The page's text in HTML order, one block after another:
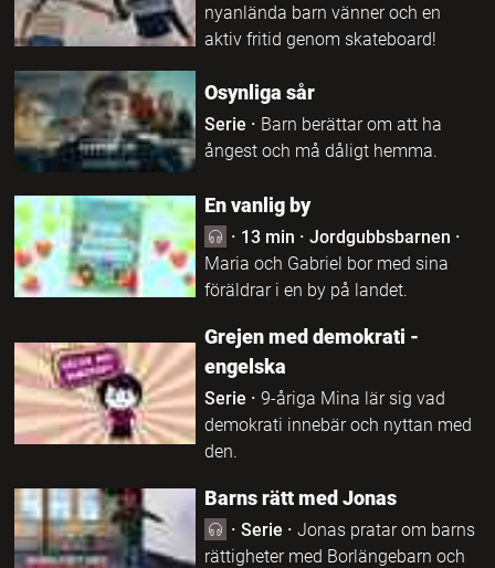
nyanlända barn vänner och en
aktiv fritid genom skateboard!
Osynliga sår
Serie · Barn berättar om att ha
ångest och må dåligt hemma.
En vanlig by
· 13 min · Jordgubbsbarnen ·
Maria och Gabriel bor med sina
föräldrar i en by på landet.
Grejen med demokrati -
engelska
Serie · 9-åriga Mina lär sig vad
demokrati innebär och nyttan med
den.
Barns rätt med Jonas
· Serie · Jonas pratar om barns
rättigheter med Borlängebarn och